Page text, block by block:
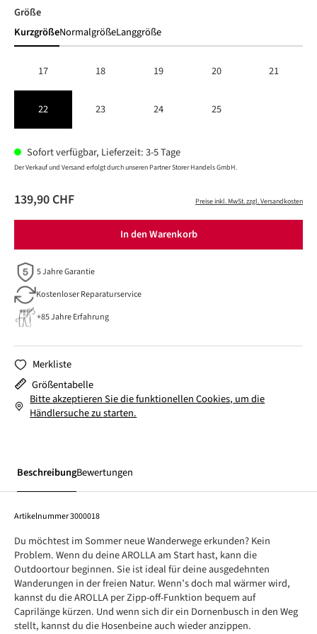
Größeauswählen
KurzgrößeNormalgrößeLanggröße
17 18 19 20 21
22 23 24 25
Sofort verfügbar, Lieferzeit: 3-5 Tage
Der Verkauf und Versand erfolgt durch unseren Partner Storer Handels GmbH.
139,90 CHF Preise inkl. MwSt. zzgl. Versandkosten
In den Warenkorb
5 Jahre Garantie
Kostenloser Reparaturservice
+85 Jahre Erfahrung
Merkliste
Größentabelle
Bitte akzeptieren Sie die funktionellen Cookies, um die
Händlersuche zu starten.
BeschreibungBewertungen
Artikelnummer3000018
Du möchtest im Sommer neue Wanderwege erkunden? Kein
Problem. Wenn du deine AROLLA am Start hast, kann die
Outdoortour beginnen. Sie ist ideal für deine ausgedehnten
Wanderungen in der freien Natur. Wenn’s doch mal wärmer wird,
kannst du die AROLLA per Zipp-off-Funktion bequem auf
Caprilänge kürzen. Und wenn sich dir ein Dornenbusch in den Weg
stellt, kannst du die Hosenbeine auch wieder anzippen.